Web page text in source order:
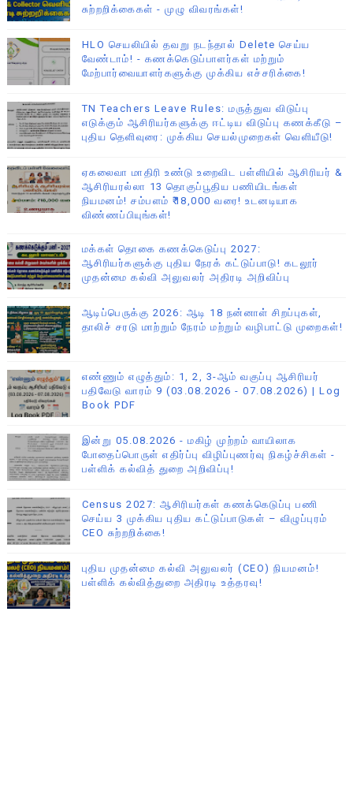
சுற்றறிக்கைகள் - முழு விவரங்கள்!
HLO செயலியில் தவறு நடந்தால் Delete செய்ய
வேண்டாம்! - கணக்கெடுப்பாளர்கள் மற்றும்
மேற்பார்வையாளர்களுக்கு முக்கிய எச்சரிக்கை!
TN Teachers Leave Rules: மருத்துவ விடுப்பு
எடுக்கும் ஆசிரியர்களுக்கு ஈட்டிய விடுப்பு கணக்கீடு –
புதிய தெளிவுரை: முக்கிய செயல்முறைகள் வெளியீடு!
ஏகலைவா மாதிரி உண்டு உறைவிட பள்ளியில் ஆசிரியர் &
ஆசிரியரல்லா 13 தொகுப்பூதிய பணியிடங்கள்
நியமனம்! சம்பளம் ₹18,000 வரை! உடனடியாக
விண்ணப்பியுங்கள்!
மக்கள் தொகை கணக்கெடுப்பு 2027:
ஆசிரியர்களுக்கு புதிய நேரக் கட்டுப்பாடு! கடலூர்
முதன்மை கல்வி அலுவலர் அதிரடி அறிவிப்பு
ஆடிப்பெருக்கு 2026: ஆடி 18 நன்னாள் சிறப்புகள்,
தாலிச் சரடு மாற்றும் நேரம் மற்றும் வழிபாட்டு முறைகள்!
எண்ணும் எழுத்தும்: 1, 2, 3-ஆம் வகுப்பு ஆசிரியர்
பதிவேடு வாரம் 9 (03.08.2026 - 07.08.2026) | Log
Book PDF
இன்று 05.08.2026 - மகிழ் முற்றம் வாயிலாக
போதைப்பொருள் எதிர்ப்பு விழிப்புணர்வு நிகழ்ச்சிகள் -
பள்ளிக் கல்வித் துறை அறிவிப்பு!
Census 2027: ஆசிரியர்கள் கணக்கெடுப்பு பணி
செய்ய 3 முக்கிய புதிய கட்டுப்பாடுகள் – விழுப்புரம்
CEO சுற்றறிக்கை!
புதிய முதன்மை கல்வி அலுவலர் (CEO) நியமனம்!
பள்ளிக் கல்வித்துறை அதிரடி உத்தரவு!